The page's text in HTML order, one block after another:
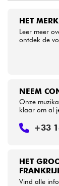
HET
Leer meer
ontdek de
HET
Vind alle
NEEM
Onze
klaar om al
+33